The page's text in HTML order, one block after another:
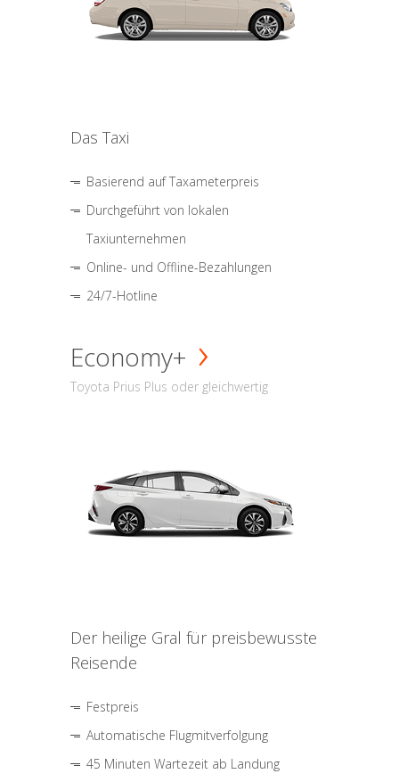
Das Taxi
Basierend auf Taxameterpreis
Durchgeführt von lokalen
Taxiunternehmen
Online- und Offline-Bezahlungen
24/7-Hotline
Economy+
Toyota Prius Plus oder gleichwertig
Der heilige Gral für preisbewusste
Reisende
Festpreis
Automatische Flugmitverfolgung
45 Minuten Wartezeit ab Landung